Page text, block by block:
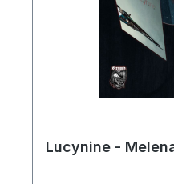
Lucynine -